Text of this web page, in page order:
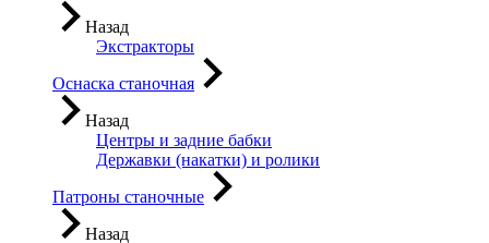
Назад
Экстракторы
Оснаска станочная
Назад
Центры и задние бабки
Державки (накатки) и ролики
Патроны станочные
Назад